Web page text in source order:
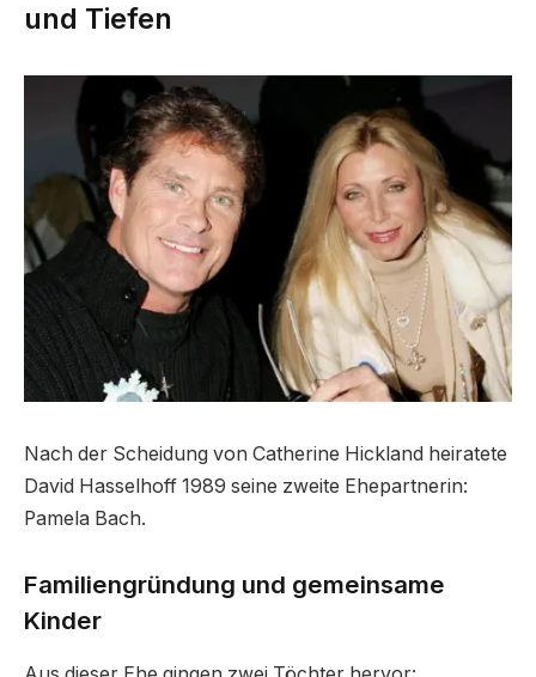
und Tiefen
Nach der Scheidung von Catherine Hickland heiratete
David Hasselhoff 1989 seine zweite Ehepartnerin:
Pamela Bach.
Familiengründung und gemeinsame
Kinder